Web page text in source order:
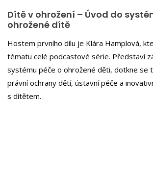
Dítě v ohrožení – Úvod do
ohrožené dítě
Hostem prvního dílu je Klára Hamplová,
tématu celé podcastové série. Představí
systému péče o ohrožené děti, dotkne se
právní ochrany dětí, ústavní péče a
s dítětem.